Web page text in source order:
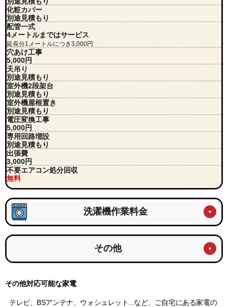
化粧カバー
別途見積もり
配管一式
4メートルまではサービス
延長分1メートルにつき3,000円
穴あけ工事
5,000円
天吊り
別途見積もり
室外機2段架台
別途見積もり
室外機屋根置き
別途見積もり
電圧変換工事
5,000円
専用回路増設
別途見積もり
出張費
3,000円
不要エアコン処分回収
無料
洗濯機作業料金
その他
その他対応可能な家電
テレビ、BSアンテナ、ウォシュレット...など、ご自宅にある家電の